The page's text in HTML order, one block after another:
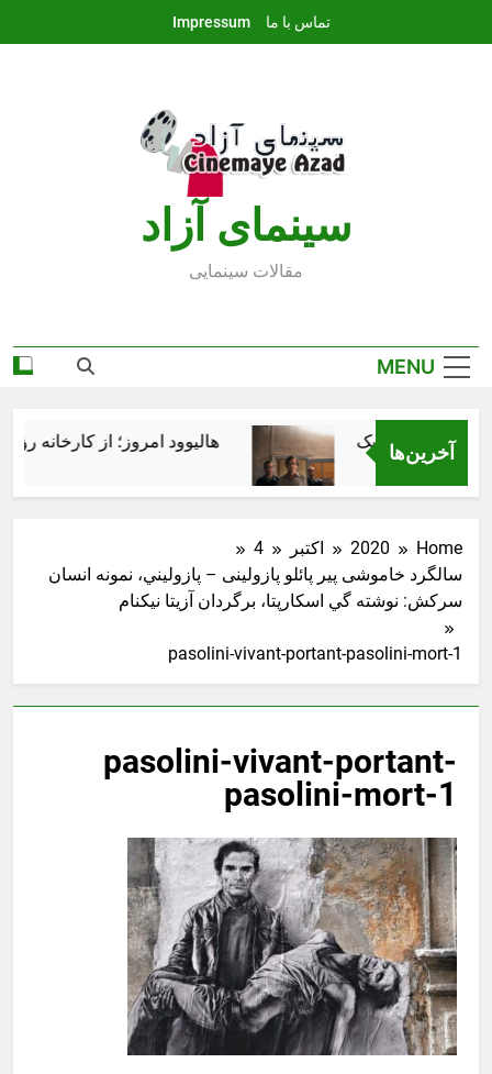
تماس با ما Impressum
سينماى آزاد
مقالات سينمايى
MENU
آخرین‌ها هالیوود امروز؛ از کارخانه
Home
2020 اکتبر
4
سالگرد خاموشی پیر پائلو پازولینی – پازوليني، نمونه انسان
سركش: نوشته گي اسكارپتا، برگردان آزيتا نيكنام
pasolini-vivant-portant-pasolini-mort-1
pasolini-vivant-portant-
pasolini-mort-1